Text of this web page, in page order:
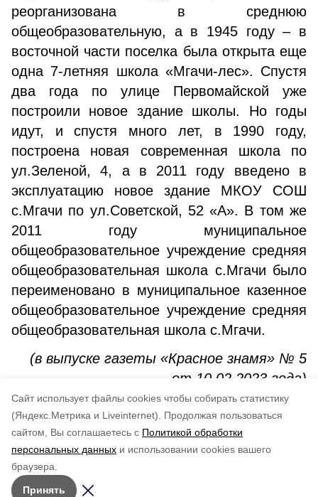
Cайт использует файлы cookies чтобы собирать статистику
(Яндекс.Метрика и Liveinternet).
Продолжая пользоваться
сайтом, Вы соглашаетесь с Политикой обработки
персональных данных и использовании cookies вашего
браузера.
Принять
реорганизована в среднюю
общеобразовательную, а в 1945 году – в
восточной части поселка была открыта еще
одна 7-летняя школа «Мгачи-лес». Спустя
два года по улице Первомайской уже
построили новое здание школы. Но годы
идут, и спустя много лет, в 1990 году,
построена новая современная школа по
ул.Зеленой, 4, а в 2011 году введено в
эксплуатацию новое здание МКОУ СОШ
с.Мгачи по ул.Советской, 52 «А». В том же
2011 году муниципальное
общеобразовательное учреждение средняя
общеобразовательная школа с.Мгачи было
переименовано в муниципальное казенное
общеобразовательное учреждение средняя
общеобразовательная школа с.Мгачи.
(в выпуске газеты «Красное знамя» № 5
от 10.02.2023 года)
Авторы: Наталия Крайнова
по оценке
5